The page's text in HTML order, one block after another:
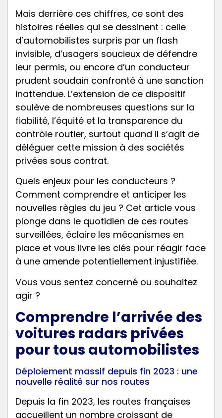
Mais derrière ces chiffres, ce sont des
histoires réelles qui se dessinent : celle
d’automobilistes surpris par un flash
invisible, d’usagers soucieux de défendre
leur permis, ou encore d’un conducteur
prudent soudain confronté à une sanction
inattendue. L’extension de ce dispositif
soulève de nombreuses questions sur la
fiabilité, l’équité et la transparence du
contrôle routier, surtout quand il s’agit de
déléguer cette mission à des sociétés
privées sous contrat.
Quels enjeux pour les conducteurs ?
Comment comprendre et anticiper les
nouvelles règles du jeu ? Cet article vous
plonge dans le quotidien de ces routes
surveillées, éclaire les mécanismes en
place et vous livre les clés pour réagir face
à une amende potentiellement injustifiée.
Vous vous sentez concerné ou souhaitez
agir ?
Comprendre l’arrivée des
voitures radars privées
pour tous automobilistes
Déploiement massif depuis fin 2023 : une
nouvelle réalité sur nos routes
Depuis la fin 2023, les routes françaises
accueillent un nombre croissant de